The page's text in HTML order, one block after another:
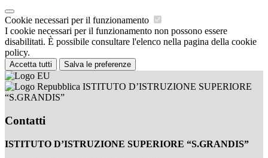
Cookie necessari per il funzionamento
I cookie necessari per il funzionamento non possono essere
disabilitati. È possibile consultare l'elenco nella pagina della cookie
policy.
Accetta tutti Salva le preferenze
ISTITUTO D’ISTRUZIONE SUPERIORE
“S.GRANDIS”
Contatti
ISTITUTO D’ISTRUZIONE SUPERIORE “S.GRANDIS”